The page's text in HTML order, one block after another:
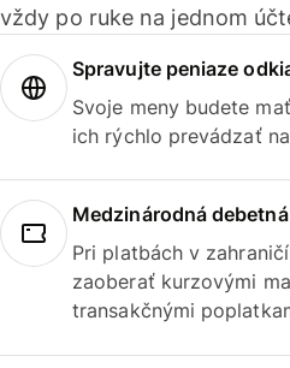
vždy po ruke na jednom
Spravujte peniaze
Svoje meny budete
ich rýchlo prevádzať
Medzinárodná
Pri platbách v
zaoberať kurzovými
transakčnými